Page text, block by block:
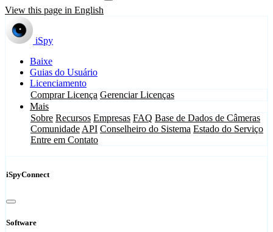
View this page in English
iSpy
Baixe
Guias do Usuário
Licenciamento
Comprar Licença Gerenciar Licenças
Mais
Sobre Recursos Empresas FAQ Base de Dados de Câmeras
Comunidade API Conselheiro do Sistema Estado do Serviço
Entre em Contato
iSpyConnect
Software